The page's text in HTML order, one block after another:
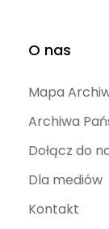
O nas
Mapa
Archiwa
Dołącz do
Dla mediów
Kontakt